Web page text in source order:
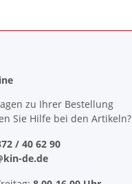
zu Ihrer Bestellung
Sie Hilfe bei den Artikeln?
/ 40 62 90
de.de